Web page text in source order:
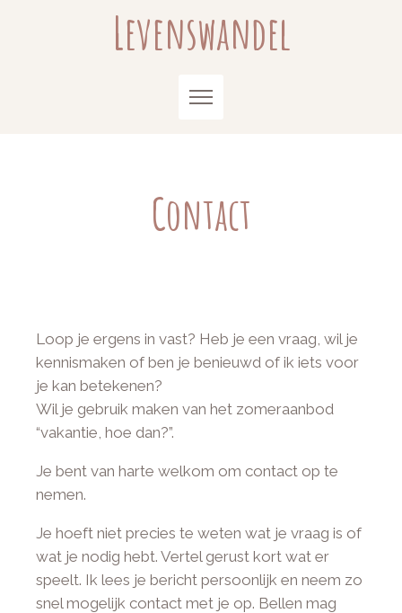
Levenswandel
Contact
Loop je ergens in vast? Heb je een vraag, wil je
kennismaken of ben je benieuwd of ik iets voor
je kan betekenen?
Wil je gebruik maken van het zomeraanbod
“vakantie, hoe dan?”.
Je bent van harte welkom om contact op te
nemen.
Je hoeft niet precies te weten wat je vraag is of
wat je nodig hebt. Vertel gerust kort wat er
speelt. Ik lees je bericht persoonlijk en neem zo
snel mogelijk contact met je op. Bellen mag